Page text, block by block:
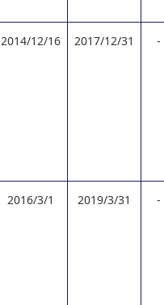
2014/12/16 2017/12/31 -
2016/3/1 2019/3/31 -